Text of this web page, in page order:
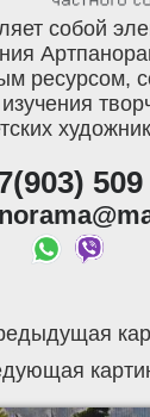
собой
ресурсом,
509